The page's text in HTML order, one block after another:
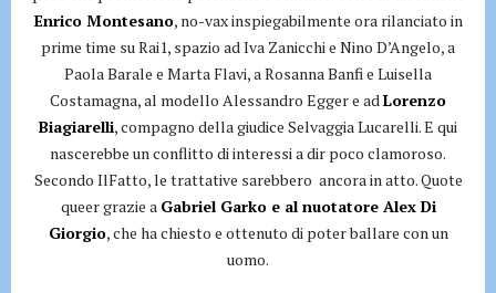
Enrico Montesano, no-vax inspiegabilmente ora rilanciato in
prime time su Rai1, spazio ad Iva Zanicchi e Nino D’Angelo, a
Paola Barale e Marta Flavi, a Rosanna Banfi e Luisella
Costamagna, al modello Alessandro Egger e adLorenzo
Biagiarelli, compagno della giudice Selvaggia Lucarelli. E qui
nascerebbe un conflitto di interessi a dir poco clamoroso.
Secondo IlFatto, le trattative sarebbero ancora in atto. Quote
queer grazie a Gabriel Garko e al nuotatore Alex Di
Giorgio, che ha chiesto e ottenuto di poter ballare con un
uomo.